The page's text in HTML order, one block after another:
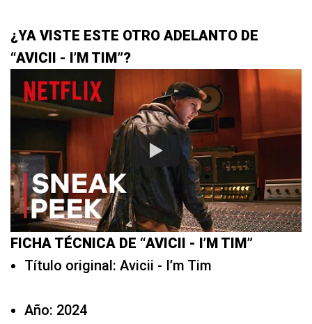
¿YA VISTE ESTE OTRO ADELANTO DE
“AVICII - I’M TIM”?
FICHA TÉCNICA DE “AVICII - I’M TIM”
Título original: Avicii - I’m Tim
Año: 2024